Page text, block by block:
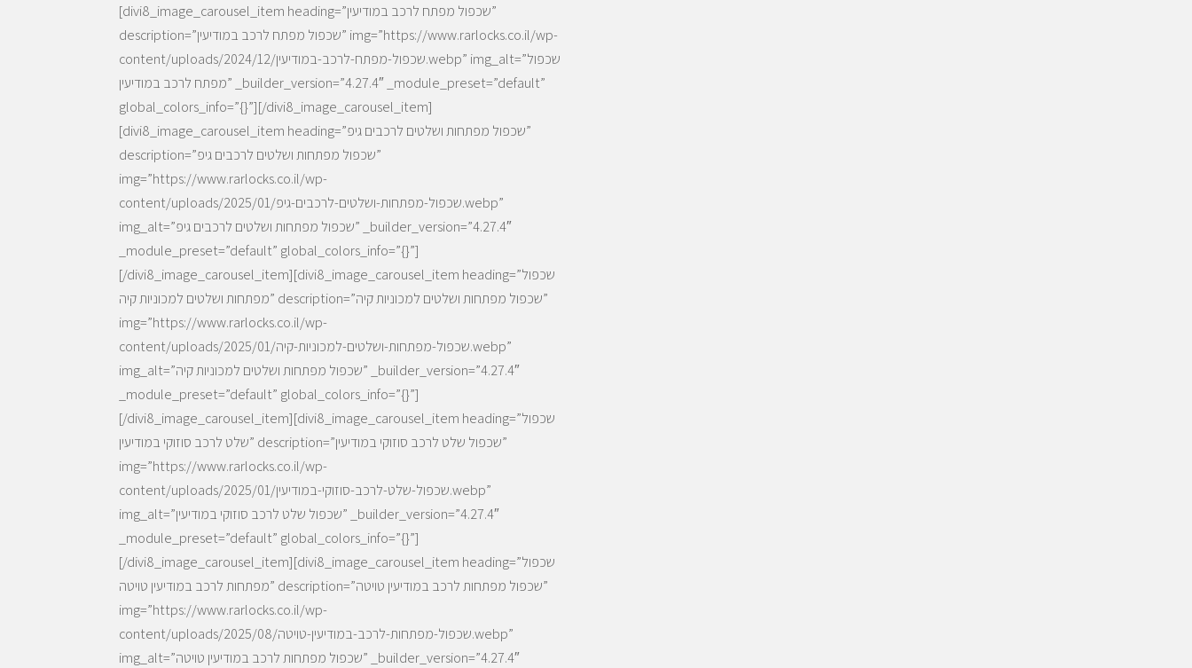
[divi8_image_carousel_item heading=”שכפול מפתח לרכב במודיעין”
description=”שכפול מפתח לרכב במודיעין” img=”https://www.rarlocks.co.il/wp-
content/uploads/2024/12/שכפול-מפתח-לרכב-במודיעין.webp” img_alt=”שכפול
מפתח לרכב במודיעין” _builder_version=”4.27.4″ _module_preset=”default”
global_colors_info=”{}”][/divi8_image_carousel_item]
[divi8_image_carousel_item heading=”שכפול מפתחות ושלטים לרכבים גיפ”
description=”שכפול מפתחות ושלטים לרכבים גיפ”
img=”https://www.rarlocks.co.il/wp-
content/uploads/2025/01/שכפול-מפתחות-ושלטים-לרכבים-גיפ.webp”
img_alt=”שכפול מפתחות ושלטים לרכבים גיפ” _builder_version=”4.27.4″
_module_preset=”default” global_colors_info=”{}”]
[/divi8_image_carousel_item][divi8_image_carousel_item heading=”שכפול
מפתחות ושלטים למכוניות קיה” description=”שכפול מפתחות ושלטים למכוניות קיה”
img=”https://www.rarlocks.co.il/wp-
content/uploads/2025/01/שכפול-מפתחות-ושלטים-למכוניות-קיה.webp”
img_alt=”שכפול מפתחות ושלטים למכוניות קיה” _builder_version=”4.27.4″
_module_preset=”default” global_colors_info=”{}”]
[/divi8_image_carousel_item][divi8_image_carousel_item heading=”שכפול
שלט לרכב סוזוקי במודיעין” description=”שכפול שלט לרכב סוזוקי במודיעין”
img=”https://www.rarlocks.co.il/wp-
content/uploads/2025/01/שכפול-שלט-לרכב-סוזוקי-במודיעין.webp”
img_alt=”שכפול שלט לרכב סוזוקי במודיעין” _builder_version=”4.27.4″
_module_preset=”default” global_colors_info=”{}”]
[/divi8_image_carousel_item][divi8_image_carousel_item heading=”שכפול
מפתחות לרכב במודיעין טויטה” description=”שכפול מפתחות לרכב במודיעין טויטה”
img=”https://www.rarlocks.co.il/wp-
content/uploads/2025/08/שכפול-מפתחות-לרכב-במודיעין-טויטה.webp”
img_alt=”שכפול מפתחות לרכב במודיעין טויטה” _builder_version=”4.27.4″